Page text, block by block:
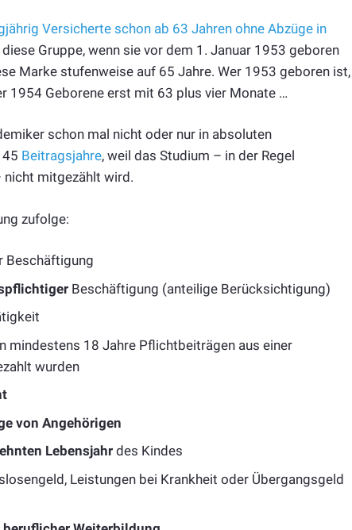
Versicherte schon ab 63 Jahren ohne Abzüge in
Gruppe, wenn sie vor dem 1. Januar 1953 geboren
Marke stufenweise auf 65 Jahre. Wer 1953 geboren ist,
1954 Geborene erst mit 63 plus vier Monate …
schon mal nicht oder nur in absoluten
Beitragsjahre, weil das Studium – in der Regel
nicht mitgezählt wird.
zufolge:
Beschäftigung
Beschäftigung (anteilige Berücksichtigung)
mindestens 18 Jahre Pflichtbeiträgen aus einer
wurden
von Angehörigen
Lebensjahrdes Kindes
Leistungen bei Krankheit oder Übergangsgeld